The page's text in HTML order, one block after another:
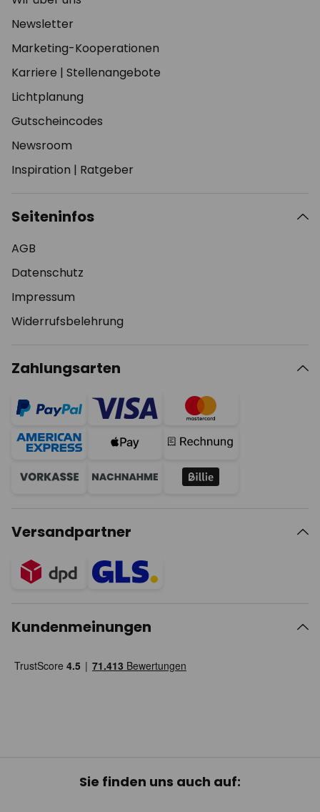
Newsletter
Marketing-Kooperationen
Karriere | Stellenangebote
Lichtplanung
Gutscheincodes
Newsroom
Inspiration | Ratgeber
Seiteninfos
AGB
Datenschutz
Impressum
Widerrufsbelehrung
Zahlungsarten
Versandpartner
Kundenmeinungen
Sie finden uns auch auf: